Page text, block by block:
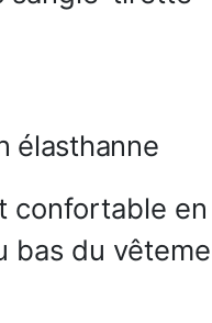
élasthanne
confortable
bas du